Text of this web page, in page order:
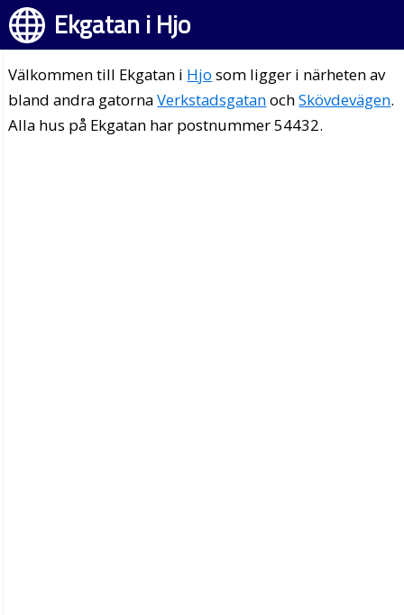
Ekgatan i Hjo
Välkommen till Ekgatan i Hjo som ligger i närheten av
bland andra gatornaVerkstadsgatanochSkövdevägen.
Alla hus på Ekgatan har postnummer 54432.